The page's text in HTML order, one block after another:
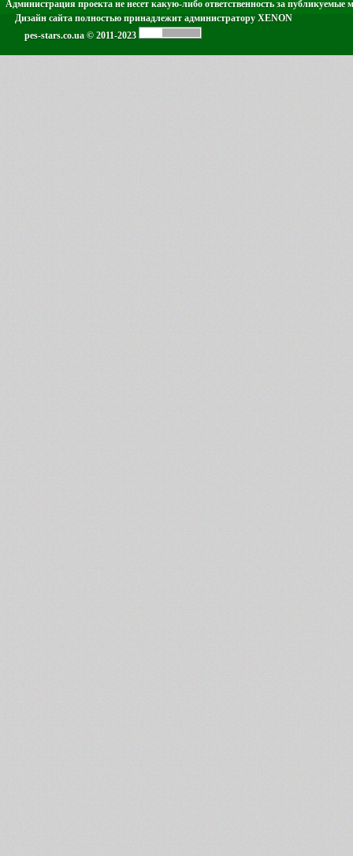
Администрация проекта не несет какую-либо ответственность за публикуемые
Дизайн сайта полностью принадлежит администратору XENON
pes-stars.co.ua © 2011-2023